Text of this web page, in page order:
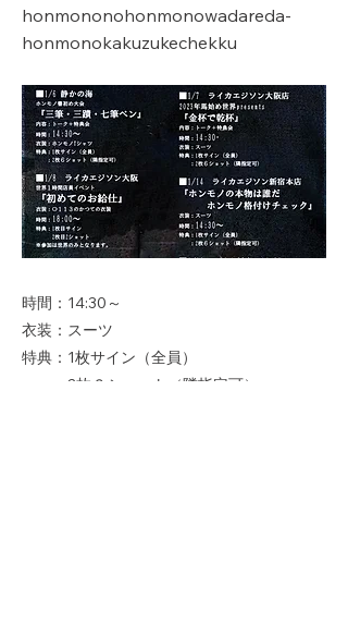
honmononohonmonowadareda-
honmonokakuzukechekku
時間：14:30～
衣装：スーツ
特典：1枚サイン（全員）
：2枚６ショット（隣指定可）